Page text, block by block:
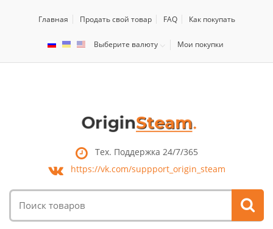
Главная Продать свой товар FAQ Как покупать
Выберите валюту Мои покупки
Тех. Поддержка 24/7/365
https://vk.com/suppport_origin_steam
товаров: